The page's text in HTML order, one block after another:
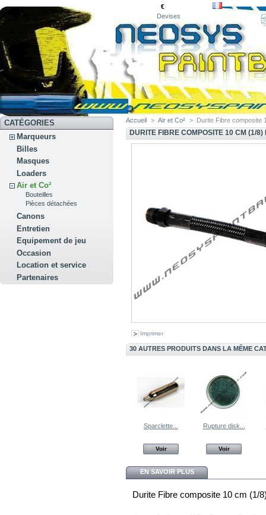
€
Devises
CATÉGORIES
Marqueurs
Billes
Masques
Loaders
Air et Co²
Bouteilles
Pièces détachées
Canons
Entretien
Equipement de jeu
Occasion
Location et service
Partenaires
Accueil > Air et Co² > Durite Fibre composite
DURITE FIBRE COMPOSITE 10 CM (1/8)
Imprimer
30 AUTRES PRODUITS DANS LA MÊME
Sparclette...
Voir
Rupture disk...
Voir
EN SAVOIR PLUS
Durite Fibre composite 10 cm (1/